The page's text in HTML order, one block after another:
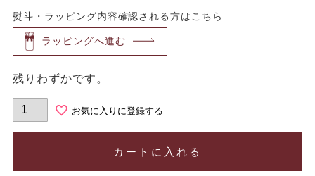
熨斗・ラッピング内容確認される方はこちら
ラッピングへ進む
残りわずかです。
お気に入りに登録する
カートに入れる